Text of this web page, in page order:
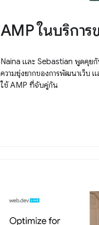
AMP ในบริกา
Naina และ Sebastian พูดคุยกั
ความยุ่งยากของการพัฒนาเว็บ
ใช้ AMP ที่จับคู่กัน